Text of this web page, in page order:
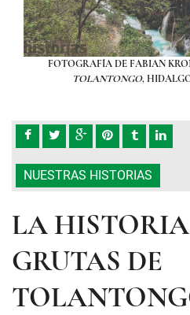
FOTOGRAFÍA DE FABIAN
TOLANTONGO,
NUESTRAS HISTORIAS
LA
GRUTAS DE